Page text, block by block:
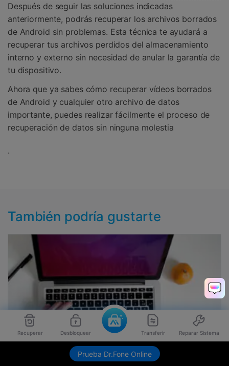
Recuperar Desbloquear Transferir Reparar Sistema
Prueba Dr.Fone Online
Después de seguir las soluciones indicadas
anteriormente, podrás recuperar los archivos borrados
de Android sin problemas. Esta técnica te ayudará a
recuperar tus archivos perdidos del almacenamiento
interno y externo sin necesidad de anular la garantía de
tu dispositivo.
Ahora que ya sabes cómo recuperar vídeos borrados
de Android y cualquier otro archivo de datos
importante, puedes realizar fácilmente el proceso de
recuperación de datos sin ninguna molestia
.
También podría gustarte